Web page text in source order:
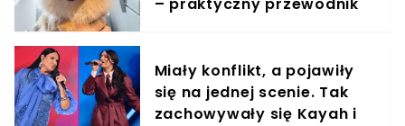
– praktyczny przewodnik
Miały konflikt, a pojawiły
się na jednej scenie. Tak
zachowywały się Kayah i